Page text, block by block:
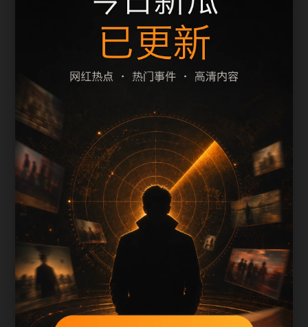
最新网红吃瓜事件合集相关页面通常需要先判断标
题、摘要和栏目是否一致。本页围绕网红热点整理
阅读入口，减少用户在手机端反复返回搜索结果的
页面保留清晰的栏目路径、站内推荐和 sitemap 入
口，方便继续浏览同主题内容。
内容归集说明
最新网红吃瓜事件合集会按栏目持续补充新内容，
标题、description、正文摘要和图片说明保持同一主
题，避免无关词堆砌。
后续采集或 AI 生成内容时，每篇应不少于 650 字，
并配套主题图、alt/title 和同类推荐。